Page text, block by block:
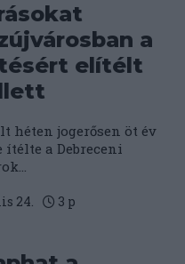
a
elítélt
héten jogerősen öt év
ítélte a Debreceni
24. 3 p